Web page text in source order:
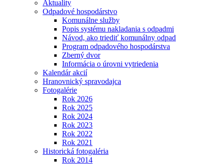
Aktuality
Odpadové hospodárstvo
Komunálne služby
Popis systému nakladania s odpadmi
Návod, ako triediť komunálny odpad
Program odpadového hospodárstva
Zberný dvor
Informácia o úrovni vytriedenia
Kalendár akcií
Hranovnický spravodajca
Fotogalérie
Rok 2026
Rok 2025
Rok 2024
Rok 2023
Rok 2022
Rok 2021
Historická fotogaléria
Rok 2014